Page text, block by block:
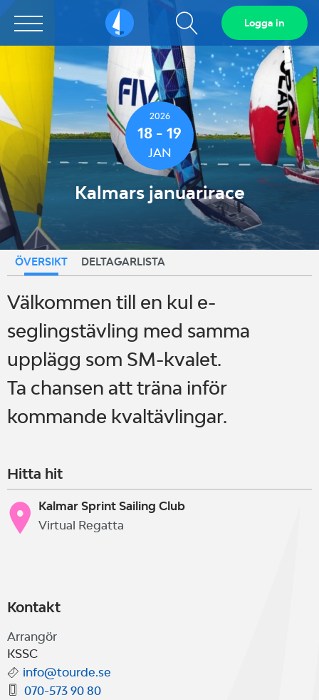
Sailarena Visa
sökfält
Logga in
2026
18 - 19
JAN
Kalmars januarirace
ÖVERSIKT DELTAGARLISTA
Välkommen till en kul e-
seglingstävling med samma
upplägg som SM-kvalet.
Ta chansen att träna inför
kommande kvaltävlingar.
Hitta hit
Kalmar Sprint Sailing Club
Virtual Regatta
Kontakt
Arrangör
KSSC
info@tourde.se
070-573 90 80